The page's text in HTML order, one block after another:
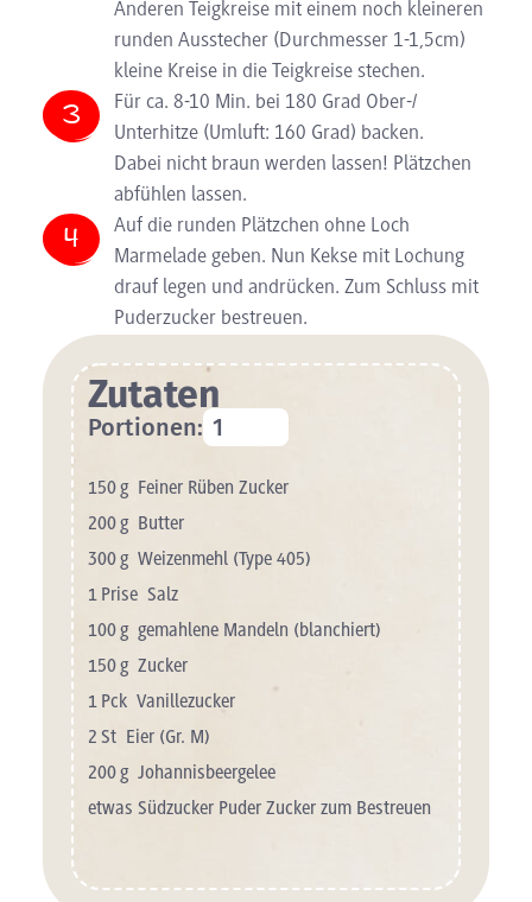
Anderen Teigkreise mit einem noch kleineren
runden Ausstecher (Durchmesser 1-1,5cm)
kleine Kreise in die Teigkreise stechen.
Für ca. 8-10 Min. bei 180 Grad Ober-/
Unterhitze (Umluft: 160 Grad) backen.
Dabei nicht braun werden lassen! Plätzchen
abfühlen lassen.
Auf die runden Plätzchen ohne Loch
Marmelade geben. Nun Kekse mit Lochung
drauf legen und andrücken. Zum Schluss mit
Puderzucker bestreuen.
Zutaten
Portionen:
150g
Feiner Rüben Zucker
200g
Butter
300g Weizenmehl (Type 405)
1 Prise Salz
100g gemahlene Mandeln (blanchiert)
150g Zucker
1 Pck Vanillezucker
2 St
Eier (Gr. M)
200g Johannisbeergelee
etwas Südzucker Puder Zucker zum Bestreuen